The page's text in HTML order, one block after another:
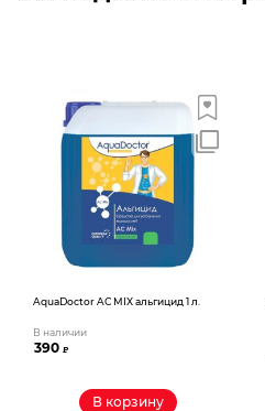
AquaDoctor AС MIX альгицид 1 л.
В наличии
390₽
В корзину